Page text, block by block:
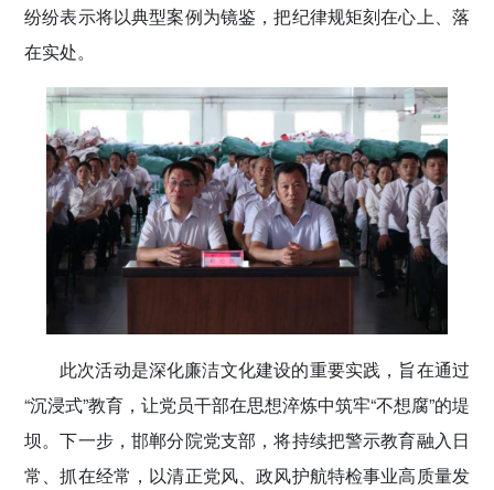
纷纷表示将以典型案例为镜鉴，把纪律规矩刻在心上、落
在实处。
此次活动是深化廉洁文化建设的重要实践，旨在通过
“沉浸式”教育，让党员干部在思想淬炼中筑牢“不想腐”的堤
坝。下一步，邯郸分院党支部，将持续把警示教育融入日
常、抓在经常，以清正党风、政风护航特检事业高质量发